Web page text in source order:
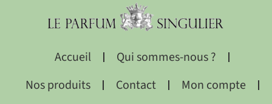
Accueil
Qui sommes-nous ?
Nos produits
Contact Mon compte